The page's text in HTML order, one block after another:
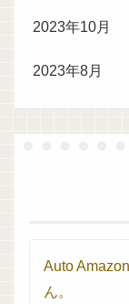
2023年10月
2023年8月
Auto
ん。